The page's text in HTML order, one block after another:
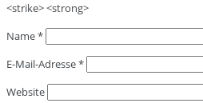
<strike> <strong>
Name*
E-Mail-Adresse*
Website